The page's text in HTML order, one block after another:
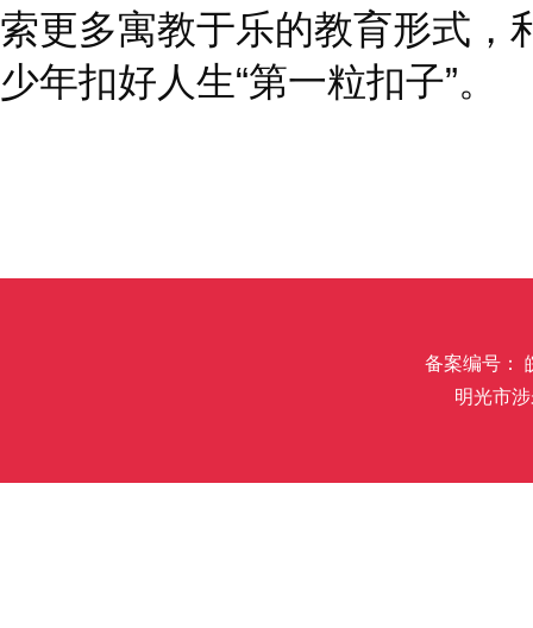
索更多寓教于乐的教育形式，
少年扣好人生“第一粒扣子”。
备案编号：
明光市